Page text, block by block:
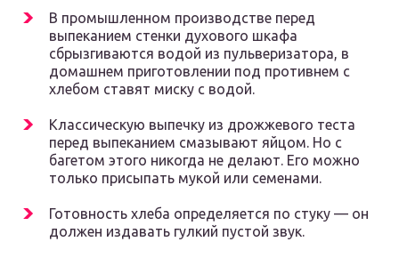
В промышленном производстве перед
выпеканием стенки духового шкафа
сбрызгиваются водой из пульверизатора, в
домашнем приготовлении под противнем с
хлебом ставят миску с водой.
Классическую выпечку из дрожжевого теста
перед выпеканием смазывают яйцом. Но с
багетом этого никогда не делают. Его можно
только присыпать мукой или семенами.
Готовность хлеба определяется по стуку — он
должен издавать гулкий пустой звук.